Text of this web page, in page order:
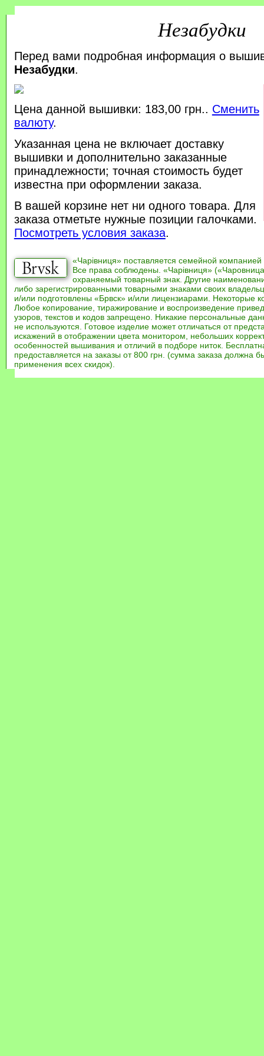
Незабудки
Перед вами подробная информация о
Незабудки.
Цена данной вышивки: 183,00 грн.. Сменить
валюту.
Указанная цена не включает доставку
вышивки и дополнительно заказанные
принадлежности; точная стоимость будет
известна при оформлении заказа.
В вашей корзине нет ни одного товара. Для
заказа отметьте нужные позиции галочками.
Посмотреть условия заказа.
«Чарівниця» поставляется семейной компанией
Все права соблюдены. «Чарівниця»
охраняемый товарный знак. Другие
либо зарегистрированными товарными знаками своих
и/или подготовлены «Брвск» и/или лицензиарами. Некоторые
Любое копирование, тиражирование и воспроизведение
узоров, текстов и кодов запрещено. Никакие персональные
не используются. Готовое изделие может отличаться от
искажений в отображении цвета монитором, небольших
особенностей вышивания и отличий в подборе ниток.
предоставляется на заказы от 800 грн. (сумма заказа должна
применения всех скидок).